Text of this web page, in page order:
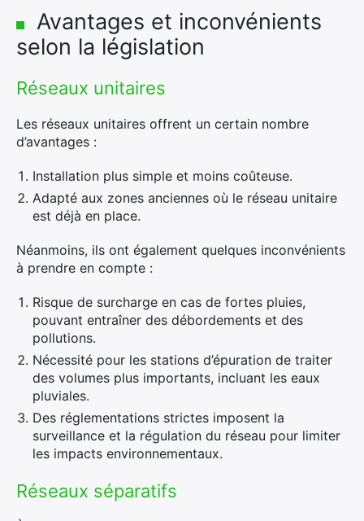
Avantages et inconvénients
selon la législation
Réseaux unitaires
Les réseaux unitaires offrent un certain nombre
d’avantages :
Installation plus simple et moins coûteuse.
Adapté aux zones anciennes où le réseau unitaire
est déjà en place.
Néanmoins, ils ont également quelques inconvénients
à prendre en compte :
Risque de surcharge en cas de fortes pluies,
pouvant entraîner des débordements et des
pollutions.
Nécessité pour les stations d’épuration de traiter
des volumes plus importants, incluant les eaux
pluviales.
Des réglementations strictes imposent la
surveillance et la régulation du réseau pour limiter
les impacts environnementaux.
Réseaux séparatifs